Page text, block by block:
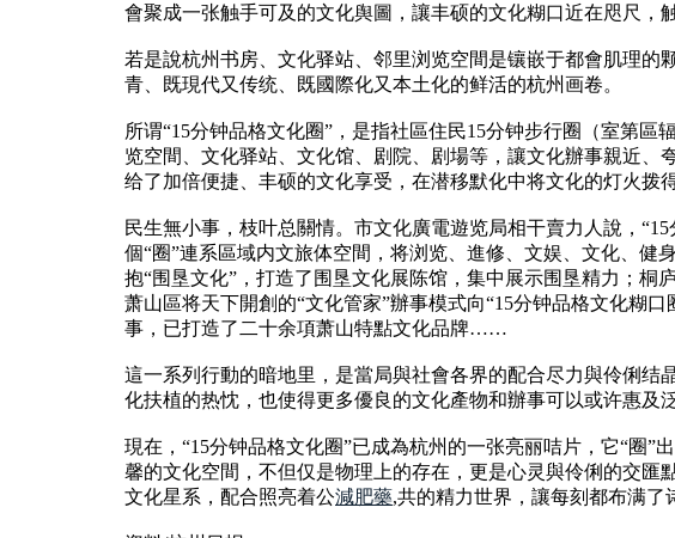
會聚成一张触手可及的文化舆圖，讓丰硕的文化糊口近在咫尺，
若是說杭州书房、文化驿站、邻里浏览空間是镶嵌于都會肌理
青、既現代又传统、既國際化又本土化的鲜活的杭州画卷。
所谓“15分钟品格文化圈”，是指社區住民15分钟步行圈（室第
览空間、文化驿站、文化馆、剧院、剧場等，讓文化辦事親近
给了加倍便捷、丰硕的文化享受，在潜移默化中将文化的灯火拨得
民生無小事，枝叶总關情。市文化廣電遊览局相干賣力人說，
個“圈”連系區域内文旅体空間，将浏览、進修、文娱、文化、
抱“围垦文化”，打造了围垦文化展陈馆，集中展示围垦精力；桐
萧山區将天下開創的“文化管家”辦事模式向“15分钟品格文化糊
事，已打造了二十余項萧山特點文化品牌……
這一系列行動的暗地里，是當局與社會各界的配合尽力與伶俐
化扶植的热忱，也使得更多優良的文化產物和辦事可以或许惠及
現在，“15分钟品格文化圈”已成為杭州的一张亮丽咭片，它“圈
馨的文化空間，不但仅是物理上的存在，更是心灵與伶俐的交
文化星系，配合照亮着公減肥藥,共的精力世界，讓每刻都布满了